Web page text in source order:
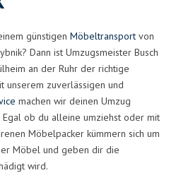
günstigen Möbeltransport von
Dann ist Umzugsmeister Busch
an der Ruhr der richtige
unserem zuverlässigen und
machen wir deinen Umzug
ob du alleine umziehst oder mit
Möbelpacker kümmern sich um
Möbel und geben dir die
wird.